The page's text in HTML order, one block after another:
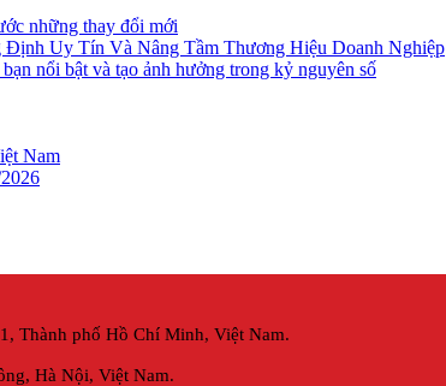
những thay đổi mới
Uy Tín Và Nâng Tầm Thương Hiệu Doanh Nghiệp
nổi bật và tạo ảnh hưởng trong kỷ nguyên số
Nam
Thành phố Hồ Chí Minh, Việt Nam.
Hà Nội, Việt Nam.